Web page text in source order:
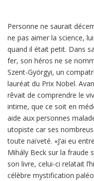
Personne ne saurait
ne pas aimer la science,
quand il était petit. Dans
fer, son héros ne se
Szent-Györgyi, un
lauréat du Prix Nobel.
rêvait de comprendre le
intime, que ce soit en
aide aux personnes
utopiste car ses
toute naïveté. «J’ai eu
Mihály Beck sur la fraude
son livre, celui-ci relatait
célèbre mystification